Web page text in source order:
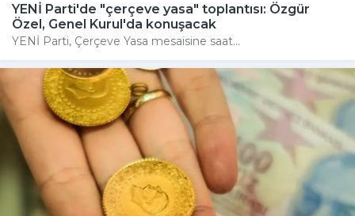
YENİ Parti'de "çerçeve yasa" toplantısı: Özgür
Özel, Genel Kurul'da konuşacak
YENİ Parti, Çerçeve Yasa mesaisine saat...